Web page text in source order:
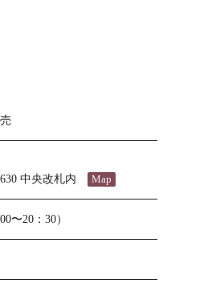
中央改札内
Map
〜20：30）